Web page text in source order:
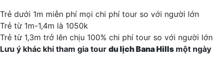
Trẻ dưới 1m miễn phí mọi chi phí tour so với người lớn
Trẻ từ 1m-1,4m là 1050k
Trẻ từ 1,3m trở lên chịu 100% chi phí tour so với người lớn
Lưu ý khác khi tham gia tour du lịchBanaHills một ngày